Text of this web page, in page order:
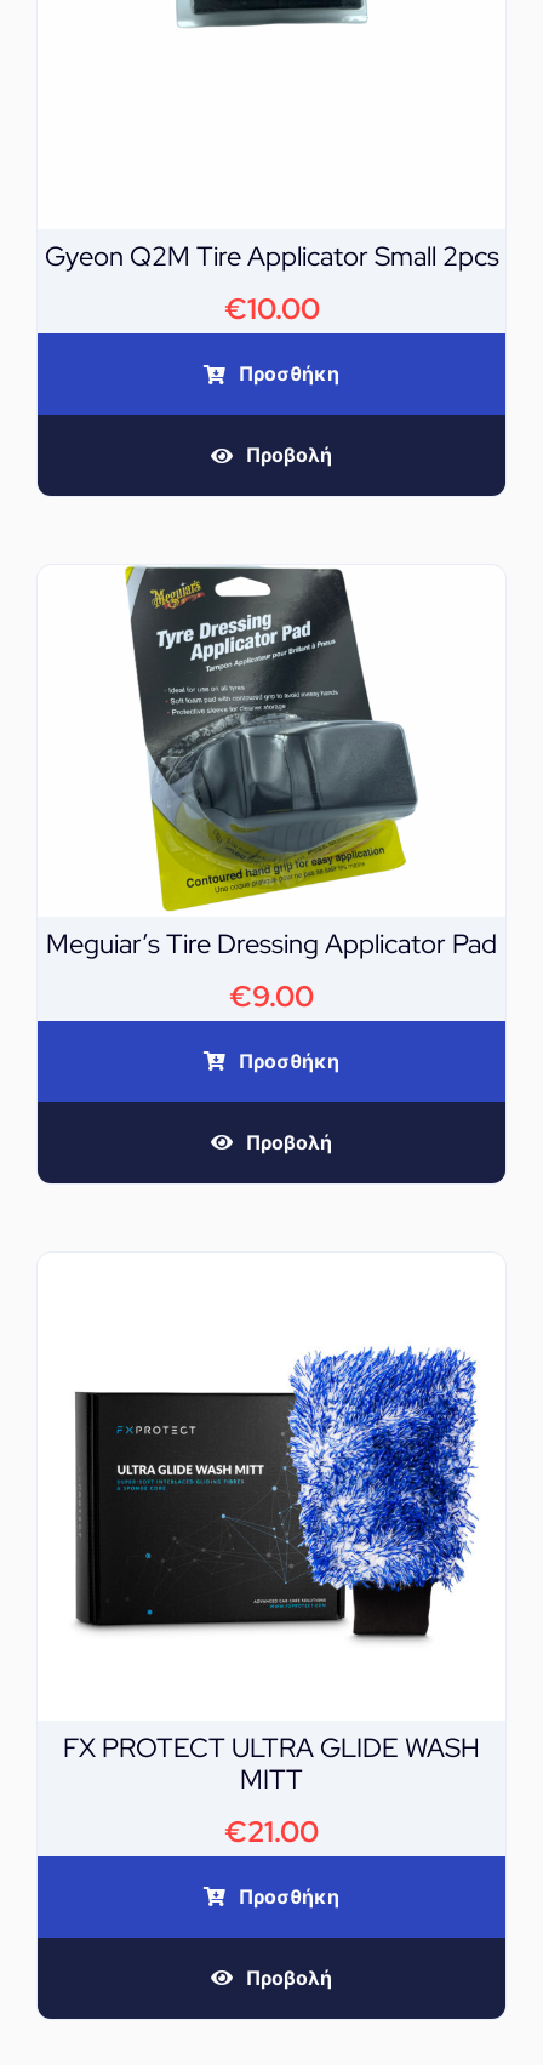
Gyeon Q2M Tire Applicator Small 2pcs
€10.00
Προσθήκη
Προβολή
Meguiar’s Tire Dressing Applicator Pad
€9.00
Προσθήκη
Προβολή
FX PROTECT ULTRA GLIDE WASH
MITT
€21.00
Προσθήκη
Προβολή